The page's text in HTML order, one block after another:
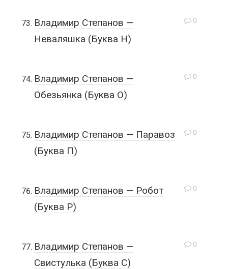
0
Владимир Степанов —
Неваляшка (Буква Н)
0
Владимир Степанов —
Обезьянка (Буква О)
0
Владимир Степанов — Паравоз
(Буква П)
0
Владимир Степанов — Робот
(Буква Р)
0
Владимир Степанов —
Свистулька (Буква С)